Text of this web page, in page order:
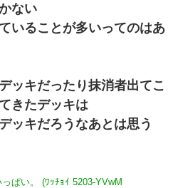
ない
いることが多いってのはあ
ッキだったり抹消者出てこ
きたデッキは
ッキだろうなあとは思う
ぱい。 (ﾜｯﾁｮｲ 5203-YVwM